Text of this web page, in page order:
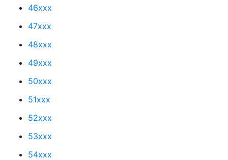
46xxx
47xxx
48xxx
49xxx
50xxx
51xxx
52xxx
53xxx
54xxx